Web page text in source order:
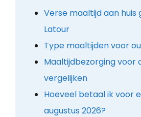
Verse maaltijd aan huis
Latour
Type maaltijden voor
Maaltijdbezorging voor
vergelijken
Hoeveel betaal ik voor
augustus 2026?